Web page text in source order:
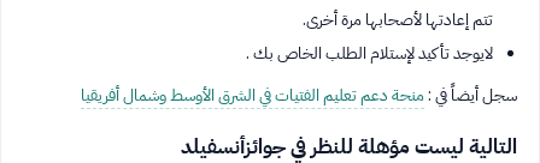
تتم إعادتها لأصحابها مرة أخرى.
لايوجد تأكيد لإستلام الطلب الخاص بك .
سجل أيضاً في :منحة دعم تعليم الفتيات في الشرق الأوسط وشمال أفريقيا
التالية ليست مؤهلة للنظر في جوائزأنسفيلد